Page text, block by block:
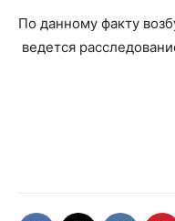
По данному факту
ведется